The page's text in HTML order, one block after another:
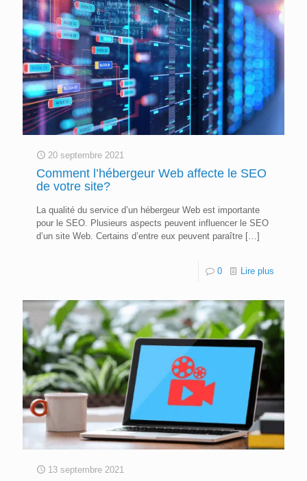
20 septembre 2021
Comment l’hébergeur Web affecte le SEO
de votre site?
La qualité du service d’un hébergeur Web est importante
pour le SEO. Plusieurs aspects peuvent influencer le SEO
d’un site Web. Certains d’entre eux peuvent paraître […]
0 Lire plus
13 septembre 2021